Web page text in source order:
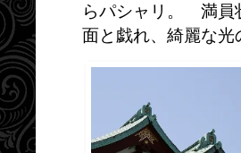
らパシャリ。 満員
面と戯れ、綺麗な